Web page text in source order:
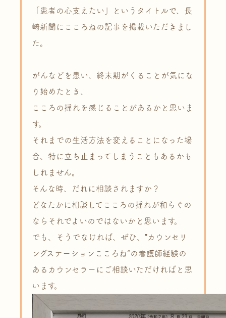
「患者の心支えたい」というタイトルで、長
崎新聞にこころねの記事を掲載いただきまし
た。
がんなどを患い、終末期がくることが気にな
り始めたとき、
こころの揺れを感じることがあるかと思いま
す。
それまでの生活方法を変えることになった場
合、特に立ち止まってしまうこともあるかも
しれません。
そんな時、だれに相談されますか？
どなたかに相談してこころの揺れが和らぐの
ならそれでよいのではないかと思います。
でも、そうでなければ、ぜひ、‟カウンセリ
ングステーションこころね”の看護師経験の
あるカウンセラーにご相談いただければと思
います。